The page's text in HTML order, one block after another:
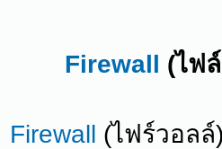
Firewall (ไฟ
Firewall (ไฟร์วอล